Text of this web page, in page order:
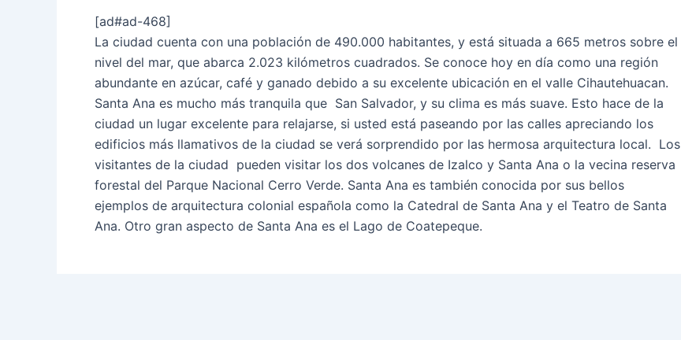
[ad#ad-468]
La ciudad cuenta con una población de 490.000 habitantes, y está situada a 665 metros sobre el
nivel del mar, que abarca 2.023 kilómetros cuadrados. Se conoce hoy en día como una región
abundante en azúcar, café y ganado debido a su excelente ubicación en el valle Cihautehuacan.
Santa Ana es mucho más tranquila que San Salvador, y su clima es más suave. Esto hace de la
ciudad un lugar excelente para relajarse, si usted está paseando por las calles apreciando los
edificios más llamativos de la ciudad se verá sorprendido por las hermosa arquitectura local. Los
visitantes de la ciudad pueden visitar los dos volcanes de Izalco y Santa Ana o la vecina reserva
forestal del Parque Nacional Cerro Verde. Santa Ana es también conocida por sus bellos
ejemplos de arquitectura colonial española como la Catedral de Santa Ana y el Teatro de Santa
Ana. Otro gran aspecto de Santa Ana es el Lago de Coatepeque.